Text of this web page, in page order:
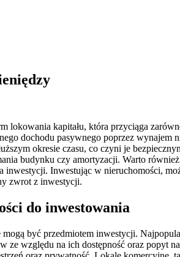
lokowania kapitału, która przyciąga
dochodu pasywnego poprzez
okresie czasu, co czyni je
budynku czy amortyzacji. Warto
Inwestując w nieruchomości,
zwrot z inwestycji.
do inwestowania
być przedmiotem inwestycji.
ze względu na ich dostępność oraz